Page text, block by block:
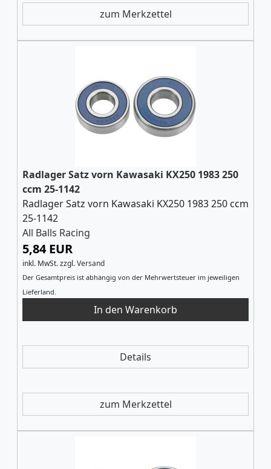
zum Merkzettel
Radlager Satz vorn Kawasaki KX250 1983 250
ccm 25-1142
Radlager Satz vorn Kawasaki KX250 1983 250 ccm
25-1142
All Balls Racing
5,84 EUR
inkl. MwSt.zzgl.Versand
Der Gesamtpreis ist abhängig von der Mehrwertsteuer im jeweiligen
Lieferland.
Details
zum Merkzettel